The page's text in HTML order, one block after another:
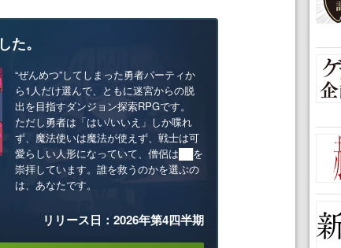
た。
“ぜんめつ”してしまった勇者パーティか
ら1人だけ選んで、ともに迷宮からの脱
出を目指すダンジョン探索RPGです。
ただし勇者は「はい/いいえ」しか喋れ
ず、魔法使いは魔法が使えず、戦士は可
愛らしい人形になっていて、僧侶は██を
崇拝しています。誰を救うのかを選ぶの
は、あなたです。
リリース日：2026年第4四半期